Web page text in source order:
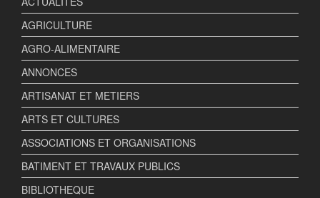
AGRICULTURE
AGRO-ALIMENTAIRE
ANNONCES
ARTISANAT ET METIERS
ARTS ET CULTURES
ASSOCIATIONS ET ORGANISATIONS
BATIMENT ET TRAVAUX PUBLICS
BIBLIOTHEQUE